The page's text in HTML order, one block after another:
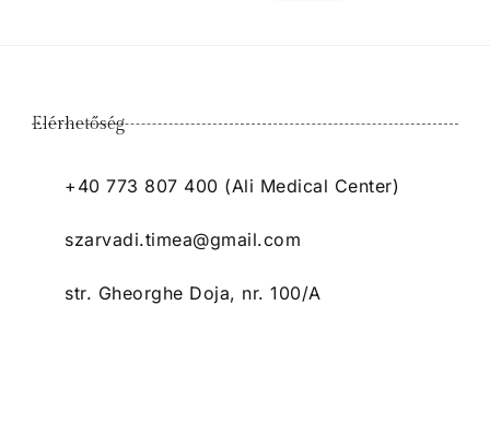
Elérhetőség
+40 773 807 400 (Ali Medical Center)
szarvadi.timea@gmail.com
str. Gheorghe Doja, nr. 100/A